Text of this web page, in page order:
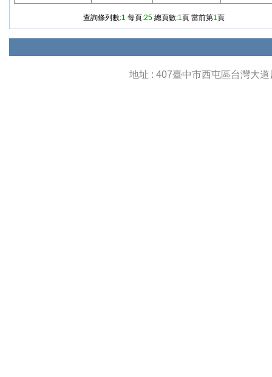
查詢條列數:1 每頁:25 總頁數:1頁 當前第1頁
地址 : 407臺中市西屯區台灣大